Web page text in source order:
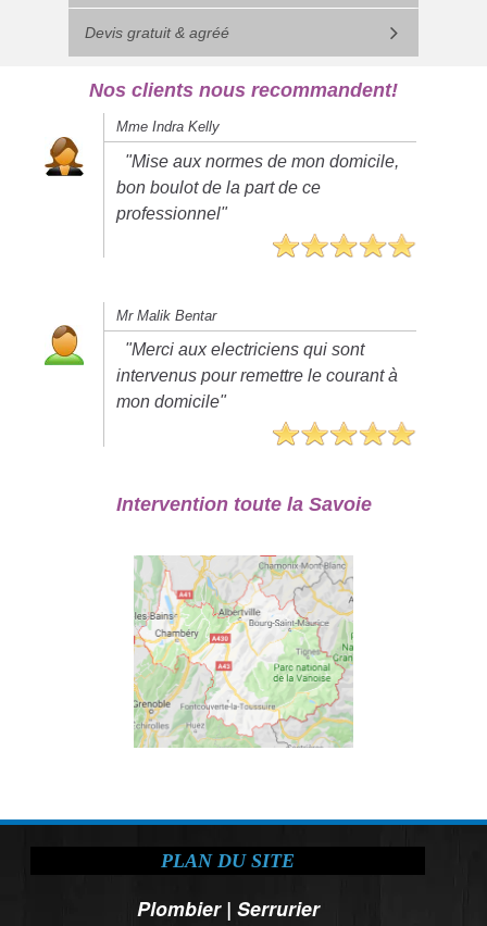
Devis gratuit & agréé
Nos clients nous recommandent!
Mme Indra Kelly
"Mise aux normes de mon domicile,
bon boulot de la part de ce
professionnel"
Mr Malik Bentar
"Merci aux electriciens qui sont
intervenus pour remettre le courant à
mon domicile"
Intervention toute la Savoie
PLAN DU SITE
Plombier| Serrurier